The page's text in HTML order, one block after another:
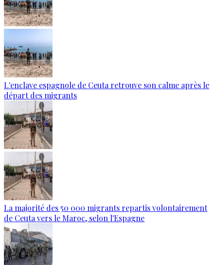
L'enclave espagnole de Ceuta retrouve son calme après le
départ des migrants
La majorité des 50 000 migrants repartis volontairement
de Ceuta vers le Maroc, selon l'Espagne